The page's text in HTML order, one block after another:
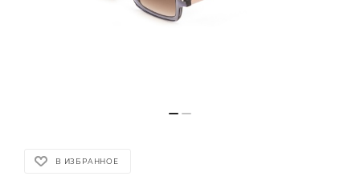
В ИЗБРАННОЕ